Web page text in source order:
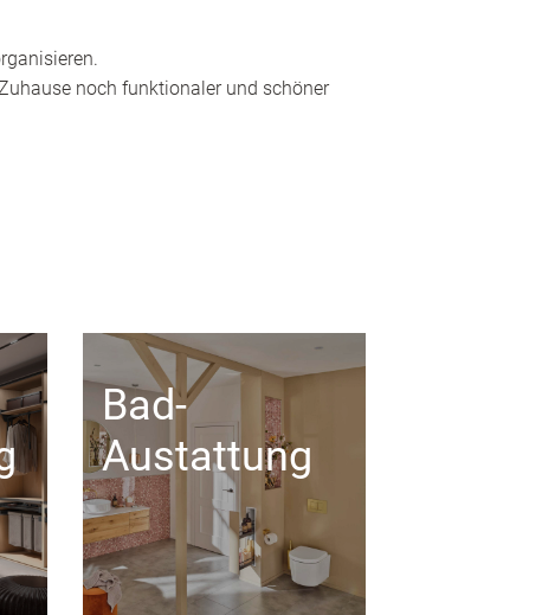
noch funktionaler und schöner
Bad-
Austattung